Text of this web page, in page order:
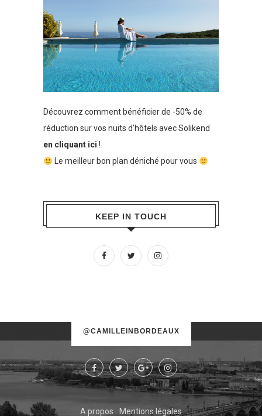
Découvrez comment bénéficier de -50% de
réduction sur vos nuits d’hôtels avec Solikend
en cliquant ici !
Le meilleur bon plan déniché pour vous
KEEP IN TOUCH
@CAMILLEINBORDEAUX
Try some other hashtag or username
A propos Mentions légales